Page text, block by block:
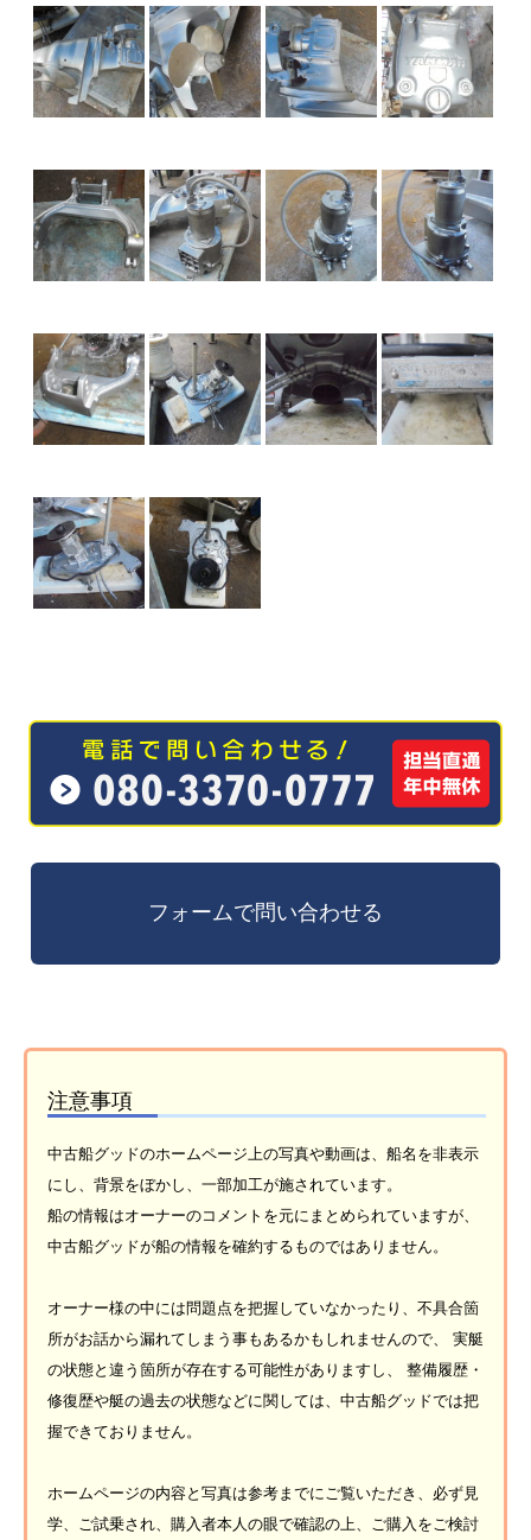
注意事項
中古船グッドのホームページ上の写真や動画は、船名を非表示
にし、背景をぼかし、一部加工が施されています。
船の情報はオーナーのコメントを元にまとめられていますが、
中古船グッドが船の情報を確約するものではありません。
オーナー様の中には問題点を把握していなかったり、不具合箇
所がお話から漏れてしまう事もあるかもしれませんので、 実艇
の状態と違う箇所が存在する可能性がありますし、 整備履歴・
修復歴や艇の過去の状態などに関しては、中古船グッドでは把
握できておりません。
ホームページの内容と写真は参考までにご覧いただき、必ず見
学、ご試乗され、購入者本人の眼で確認の上、ご購入をご検討